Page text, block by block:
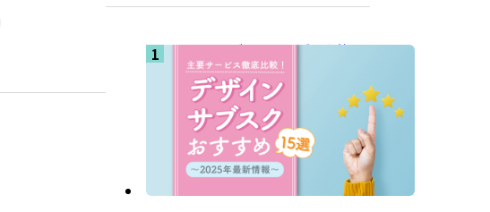
デザインサブスク比
較 おすすめ15選
【2025年版】